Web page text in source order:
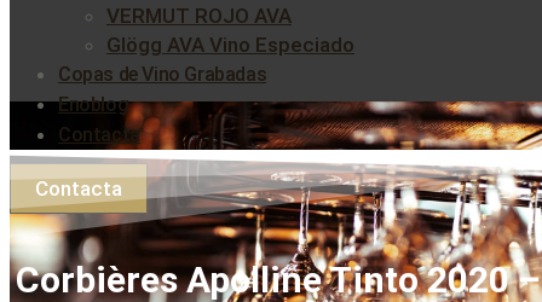
VERMUT ROJO AVA
Glögg AVA Vino Especiado
Copas de Vino Grabadas
Enoblog
Contacta
Contacta
Corbières Apolline Tinto 2020 –